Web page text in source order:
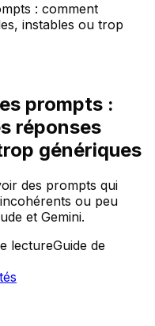
: comment
instables ou trop
prompts :
réponses
génériques
des prompts qui
ou peu
et Gemini.
lectureGuide de